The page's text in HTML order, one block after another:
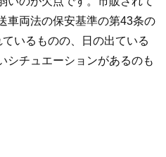
車両法の保安基準の第43条の
いるものの、日の出ている
シチュエーションがあるのも